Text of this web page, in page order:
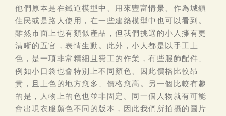
他們原本是在鐵道模型中、用來豐富情景、作為城鎮
住民或是路人使用，在一些建築模型中也可以看到。
雖然市面上也有類似產品，但我們挑選的小人擁有更
清晰的五官，表情生動。此外，小人都是以手工上
色，是一項非常精細且費工的作業，有些服飾配件、
例如小口袋也會特別上不同顏色、因此價格比較昂
貴，且上色的地方愈多、價格愈高。另一個比較有趣
的是，人物上的色也並非固定。同一個人物就有可能
會出現衣服顏色不同的版本，因此我們所拍攝的圖片